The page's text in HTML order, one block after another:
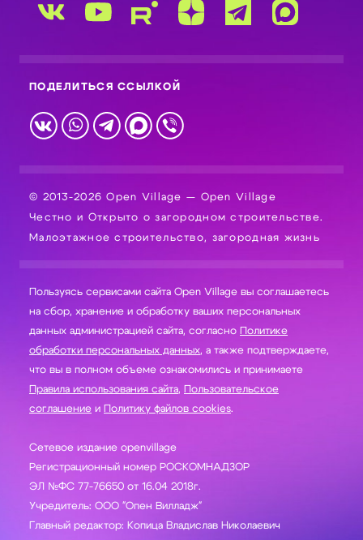
ПОДЕЛИТЬСЯ ССЫЛКОЙ
© 2013-2026 Open Village — Open Village
Честно и Открыто о загородном строительстве.
Малоэтажное строительство, загородная жизнь
Пользуясь сервисами сайта Open Village вы соглашаетесь
на сбор, хранение и обработку ваших персональных
данных администрацией сайта, согласно
Политике
обработки персональных данных, а также подтверждаете,
что вы в полном объеме ознакомились и принимаете
Правила использования сайта,
Пользовательское
соглашение и Политику файлов cookies.
Сетевое издание openvillage
Регистрационный номер РОСКОМНАДЗОР
ЭЛ №ФС 77-76650 от 16.04 2018г.
Учредитель: ООО "Опен Вилладж"
Главный редактор: Копица Владислав Николаевич